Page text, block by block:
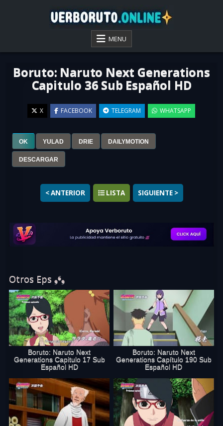
VER BORUTO ONLINE
MENU
Boruto: Naruto Next Generations
Capitulo 36 Sub Español HD
X FACEBOOK TELEGRAM WHATSAPP
OK YULAD DRIE DAILYMOTION
DESCARGAR ▶
< ANTERIOR LISTA SIGUIENTE >
Capitulo 36 Sub Español Completo
Online. Disfruta de Boruto capitulo 36 sub
a todos tus amigos que vean Boruto 36 Online en verboruto.online
Otros Eps ❟❛❟
Boruto: Naruto Next
Generations Capitulo 17 Sub
Español HD
Boruto: Naruto Next
Generations Capítulo 190 Sub
Español HD